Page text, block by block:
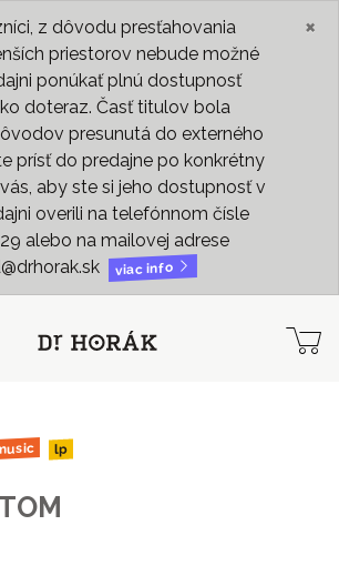
z dôvodu presťahovania
priestorov nebude možné
ponúkať plnú dostupnosť
doteraz. Časť titulov bola
presunutá do externého
prísť do predajne po konkrétny
aby ste si jeho dostupnosť v
overili na telefónnom čísle
alebo na mailovej adrese
viac info
×
lp